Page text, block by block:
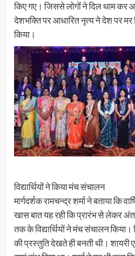
किए गए। जिससे लोगों ने दिल थाम कर
देशभक्ति पर आधारित नृत्य ने देश पर मर
किया।
विद्यार्थियों ने किया मंच संचालन
मार्गदर्शक रामचन्द्र शर्मा ने बताया कि
खास बात यह रही कि प्रारंभ से लेकर
तक के विद्यार्थियों ने मंच संचालन किया।
की प्रस्तुति देखते ही बनती थी। शायरी